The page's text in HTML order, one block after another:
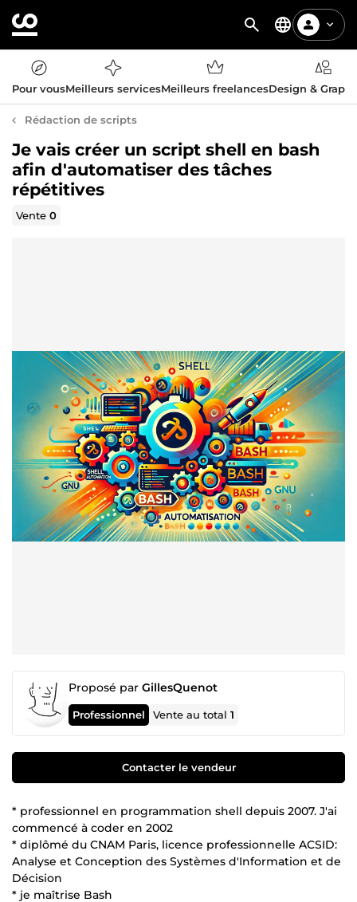
Pour vousMeilleurs servicesMeilleurs freelancesDesign &
Rédaction de scripts
Je vais créer un script shell en bash
afin d'automatiser des tâches
répétitives
Vente0
Proposé par GillesQuenot
Professionnel Vente au total1
Contacter le vendeur
* professionnel en programmation shell depuis 2007. J'ai
commencé à coder en 2002
* diplômé du CNAM Paris, licence professionnelle ACSID:
Analyse et Conception des Systèmes d'Information et de
Décision
* je maîtrise Bash